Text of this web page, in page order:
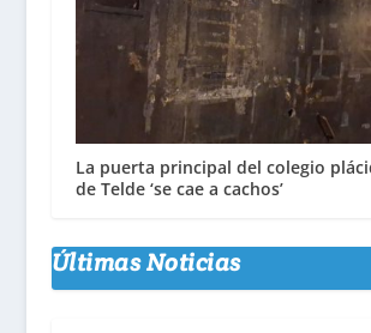
La puerta principal del colegio
de Telde ‘se cae a cachos’
Últimas Noticias